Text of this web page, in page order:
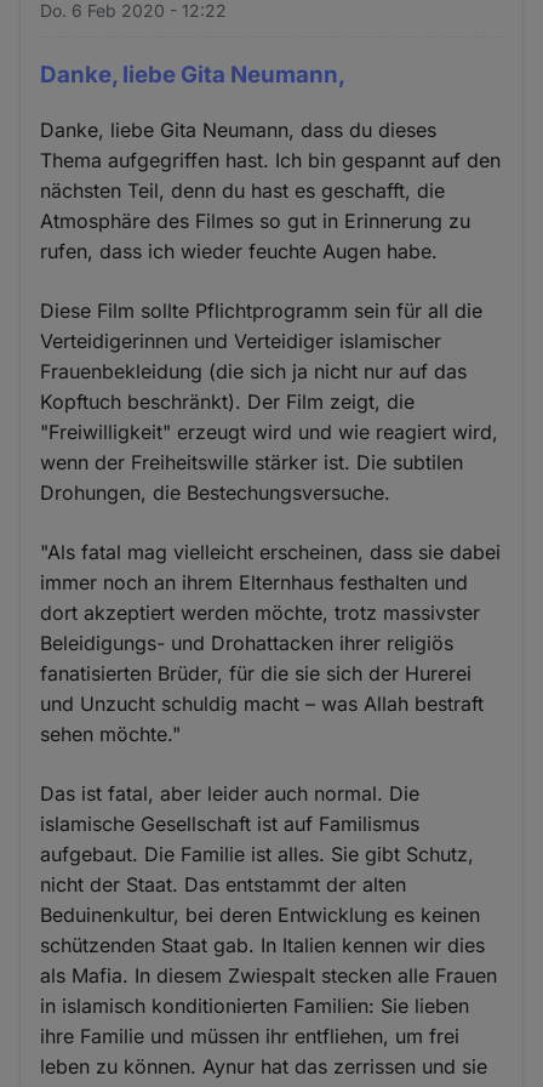
Do. 6 Feb 2020 - 12:22
Danke, liebe Gita Neumann,
Danke, liebe Gita Neumann, dass du dieses
Thema aufgegriffen hast. Ich bin gespannt auf den
nächsten Teil, denn du hast es geschafft, die
Atmosphäre des Filmes so gut in Erinnerung zu
rufen, dass ich wieder feuchte Augen habe.
Diese Film sollte Pflichtprogramm sein für all die
Verteidigerinnen und Verteidiger islamischer
Frauenbekleidung (die sich ja nicht nur auf das
Kopftuch beschränkt). Der Film zeigt, die
"Freiwilligkeit" erzeugt wird und wie reagiert wird,
wenn der Freiheitswille stärker ist. Die subtilen
Drohungen, die Bestechungsversuche.
"Als fatal mag vielleicht erscheinen, dass sie dabei
immer noch an ihrem Elternhaus festhalten und
dort akzeptiert werden möchte, trotz massivster
Beleidigungs- und Drohattacken ihrer religiös
fanatisierten Brüder, für die sie sich der Hurerei
und Unzucht schuldig macht – was Allah bestraft
sehen möchte."
Das ist fatal, aber leider auch normal. Die
islamische Gesellschaft ist auf Familismus
aufgebaut. Die Familie ist alles. Sie gibt Schutz,
nicht der Staat. Das entstammt der alten
Beduinenkultur, bei deren Entwicklung es keinen
schützenden Staat gab. In Italien kennen wir dies
als Mafia. In diesem Zwiespalt stecken alle Frauen
in islamisch konditionierten Familien: Sie lieben
ihre Familie und müssen ihr entfliehen, um frei
leben zu können. Aynur hat das zerrissen und sie